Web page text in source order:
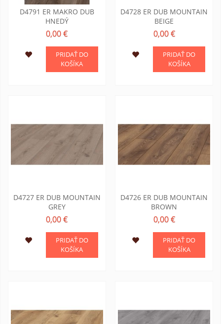
D4791 ER MAKRO DUB
HNEDÝ
0,00 €
PRIDAŤ DO
KOŠÍKA
D4728 ER DUB MOUNTAIN
BEIGE
0,00 €
PRIDAŤ DO
KOŠÍKA
D4727 ER DUB MOUNTAIN
GREY
0,00 €
PRIDAŤ DO
KOŠÍKA
D4726 ER DUB MOUNTAIN
BROWN
0,00 €
PRIDAŤ DO
KOŠÍKA